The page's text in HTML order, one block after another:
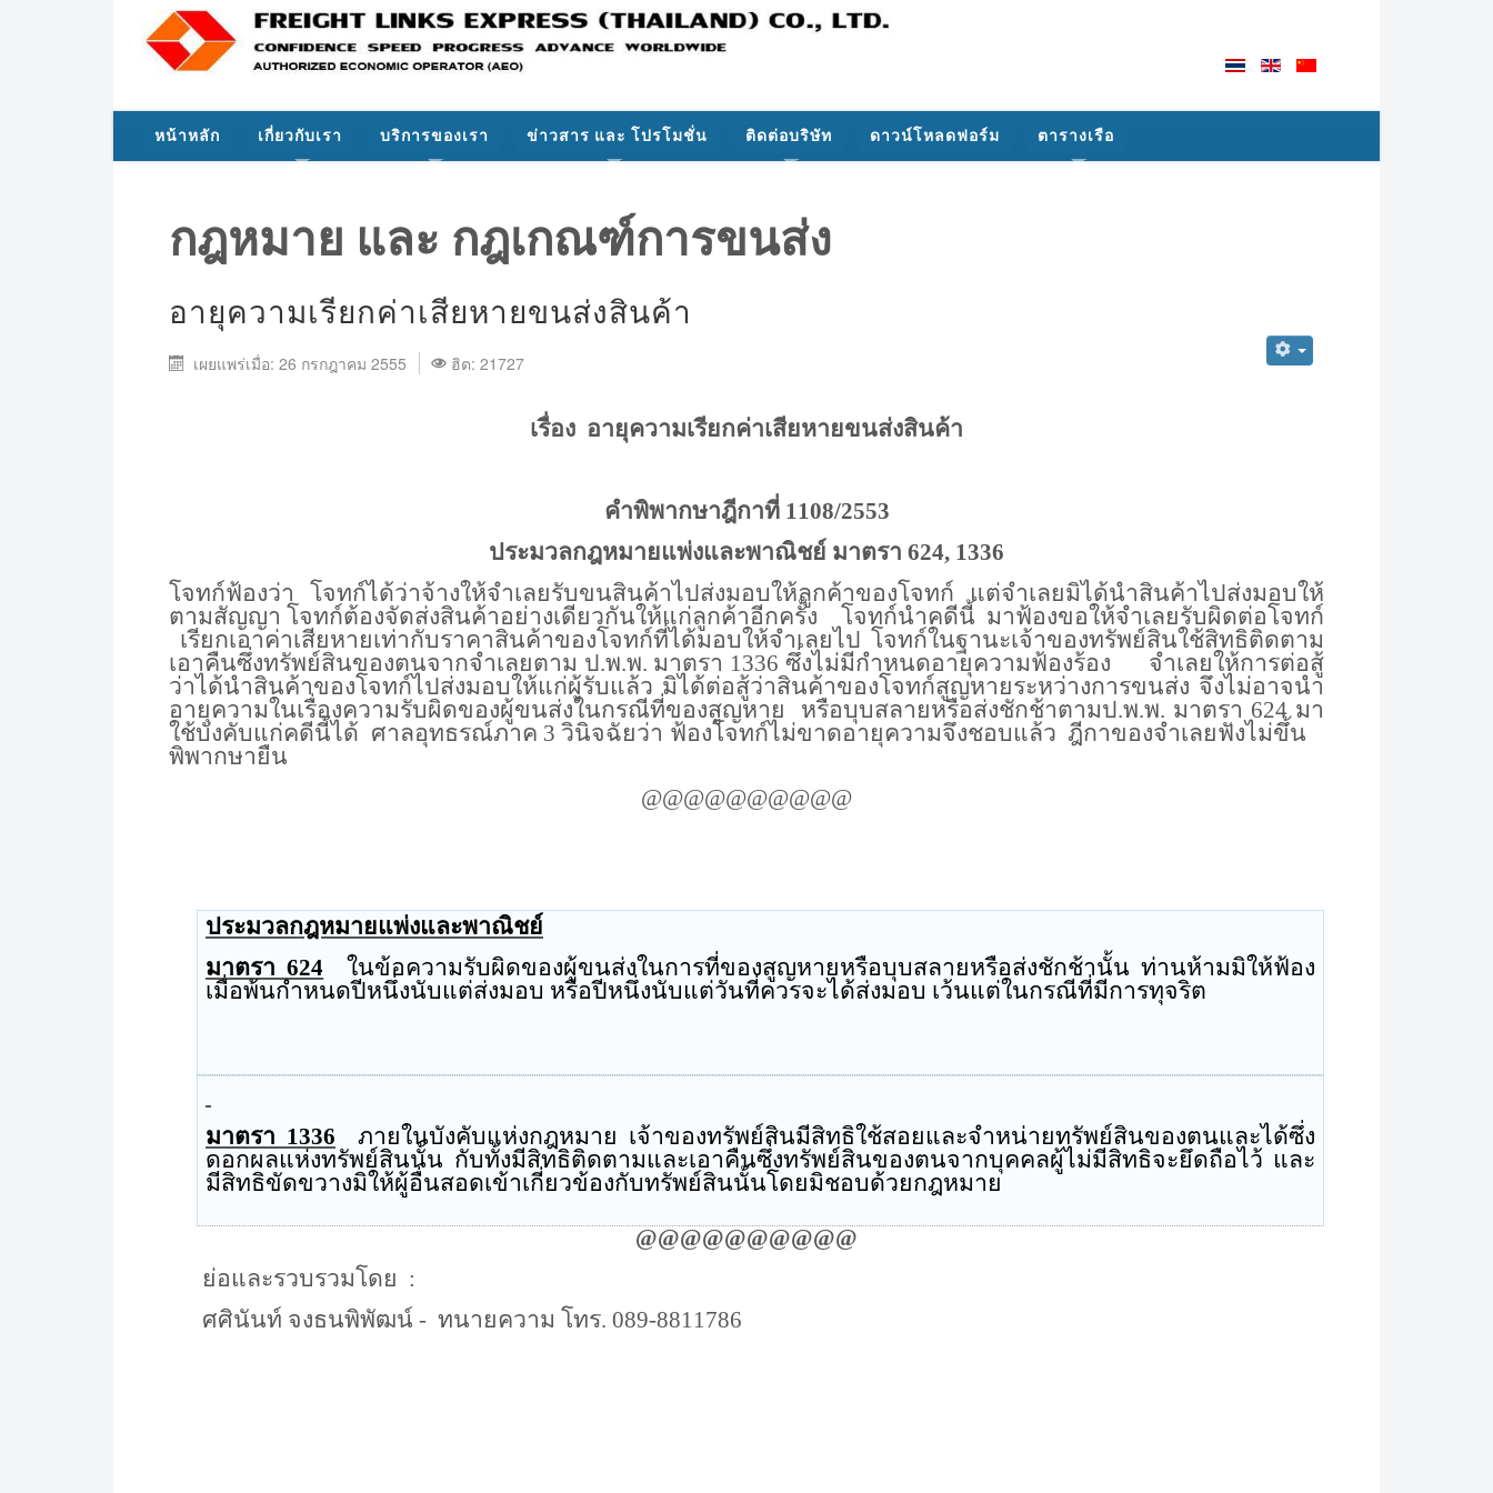
หน้าหลัก เกี่ยวกับเรา บริการของเรา ข่าวสาร และ โปรโมชั่น ติดต่อบริษัท ดาวน์โหลดฟอร์ม ตารางเรือ
กฎหมาย และ กฎเกณฑ์การขนส่ง
อายุความเรียกค่าเสียหายขนส่งสินค้า
เผยแพร่เมื่อ: 26 กรกฎาคม 2555 ฮิต: 21727
เรื่อง อายุความเรียกค่าเสียหายขนส่งสินค้า
คำพิพากษาฎีกาที่ 1108/2553
ประมวลกฎหมายแพ่งและพาณิชย์ มาตรา 624, 1336
โจทก์ฟ้องว่า
โจทก์ได้ว่าจ้างให้จำเลยรับขนสินค้าไปส่งมอบให้ลูกค้าของโจทก์
แต่จำเลยมิได้นำสินค้าไปส่งมอบให้
ตามสัญญา โจทก์ต้องจัดส่งสินค้าอย่างเดียวกันให้แก่ลูกค้าอีกครั้ง
โจทก์นำคดีนี้ มาฟ้องขอให้จำเลยรับผิดต่อโจทก์
เรียกเอาค่าเสียหายเท่ากับราคาสินค้าของโจทก์ที่ได้มอบให้จำเลยไป โจทก์ในฐานะเจ้าของทรัพย์สินใช้สิทธิติดตาม
เอาคืนซึ่งทรัพย์สินของตนจากจำเลยตาม ป.พ.พ. มาตรา 1336 ซึ่งไม่มีกำหนดอายุความฟ้องร้อง
จำเลยให้การต่อสู้
ว่าได้นำสินค้าของโจทก์ไปส่งมอบให้แก่ผู้รับแล้ว มิได้ต่อสู้ว่าสินค้าของโจทก์สูญหายระหว่างการขนส่ง จึงไม่อาจนำ
อายุความในเรื่องความรับผิดของผู้ขนส่งในกรณีที่ของสูญหาย
หรือบุบสลายหรือส่งชักช้าตามป.พ.พ. มาตรา 624 มา
ใช้บังคับแก่คดีนี้ได้ ศาลอุทธรณ์ภาค 3วินิจฉัยว่า ฟ้องโจทก์ไม่ขาดอายุความจึงชอบแล้ว ฎีกาของจำเลยฟังไม่ขึ้น
พิพากษายืน
@@@@@@@@@@
ประมวลกฎหมายแพ่งและพาณิชย์
มาตรา 624
ในข้อความรับผิดของผู้ขนส่งในการที่ของสูญหายหรือบุบสลายหรือส่งชักช้านั้น ท่านห้ามมิให้ฟ้อง
เมื่อพ้นกำหนดปีหนึ่งนับแต่ส่งมอบ หรือปีหนึ่งนับแต่วันที่ควรจะได้ส่งมอบ เว้นแต่ในกรณีที่มีการทุจริต
มาตรา 1336
ภายในบังคับแห่งกฎหมาย เจ้าของทรัพย์สินมีสิทธิใช้สอยและจำหน่ายทรัพย์สินของตนและได้ซึ่ง
ดอกผลแห่งทรัพย์สินนั้น กับทั้งมีสิทธิติดตามและเอาคืนซึ่งทรัพย์สินของตนจากบุคคลผู้ไม่มีสิทธิจะยึดถือไว้ และ
มีสิทธิขัดขวางมิให้ผู้อื่นสอดเข้าเกี่ยวข้องกับทรัพย์สินนั้นโดยมิชอบด้วยกฎหมาย
@@@@@@@@@@
ย่อและรวบรวมโดย :
ศศินันท์ จงธนพิพัฒน์ - ทนายความ โทร. 089-8811786